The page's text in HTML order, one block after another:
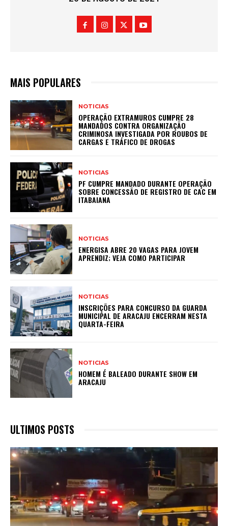
MAIS POPULARES
NOTICIAS
OPERAÇÃO EXTRAMUROS CUMPRE 28
MANDADOS CONTRA ORGANIZAÇÃO
CRIMINOSA INVESTIGADA POR ROUBOS DE
CARGAS E TRÁFICO DE DROGAS
NOTICIAS
PF CUMPRE MANDADO DURANTE OPERAÇÃO
SOBRE CONCESSÃO DE REGISTRO DE CAC EM
ITABAIANA
NOTICIAS
ENERGISA ABRE 20 VAGAS PARA JOVEM
APRENDIZ; VEJA COMO PARTICIPAR
NOTICIAS
INSCRIÇÕES PARA CONCURSO DA GUARDA
MUNICIPAL DE ARACAJU ENCERRAM NESTA
QUARTA-FEIRA
NOTICIAS
HOMEM É BALEADO DURANTE SHOW EM
ARACAJU
ULTIMOS POSTS